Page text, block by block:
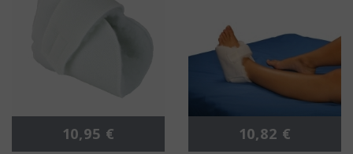
Precio
10,95 € Precio
10,82 €